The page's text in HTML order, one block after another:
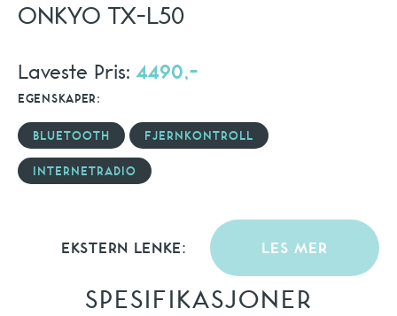
ONKYO TX-L50
Laveste Pris:4490,-
EGENSKAPER:
BLUETOOTH FJERNKONTROLL
INTERNETRADIO
EKSTERN LENKE: LES MER
SPESIFIKASJONER